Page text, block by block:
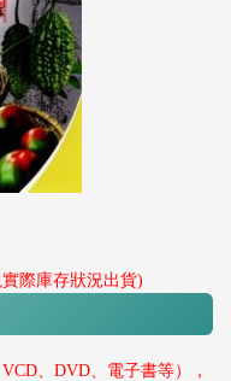
際庫存狀況出貨)
、DVD、電子書等），